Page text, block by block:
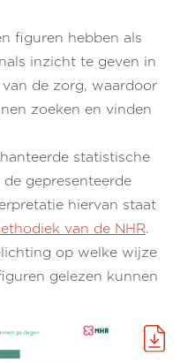
figuren hebben als
inzicht te geven in
de zorg, waardoor
zoeken en vinden
statistische
gepresenteerde
hiervan staat
van de NHR.
op welke wijze
gelezen kunnen